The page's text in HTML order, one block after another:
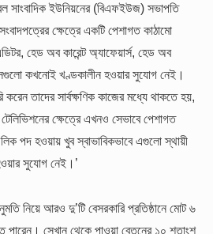
সাংবাদিক ইউনিয়নের (বিএফইউজ) সভাপতি
ক্ষেত্রে একটি পেশাগত কাঠামো
হেড অব কারেন্ট অ্যাফেয়ার্স, হেড অব
কখনোই খণ্ডকালীন হওয়ার সুযোগ নেই।
তাদের সার্বক্ষণিক কাজের মধ্যে থাকতে হয়,
ক্ষেত্রে এখনও সেভাবে পেশাগত
পদ হওয়ায় খুব স্বাভাবিকভাবে এগুলো স্থায়ী
সুযোগ নেই।’
নিয়ে আরও দু’টি বেসরকারি প্রতিষ্ঠানে মোট ৬
সেখান থেকে পাওয়া বেতনের ১০ শতাংশ